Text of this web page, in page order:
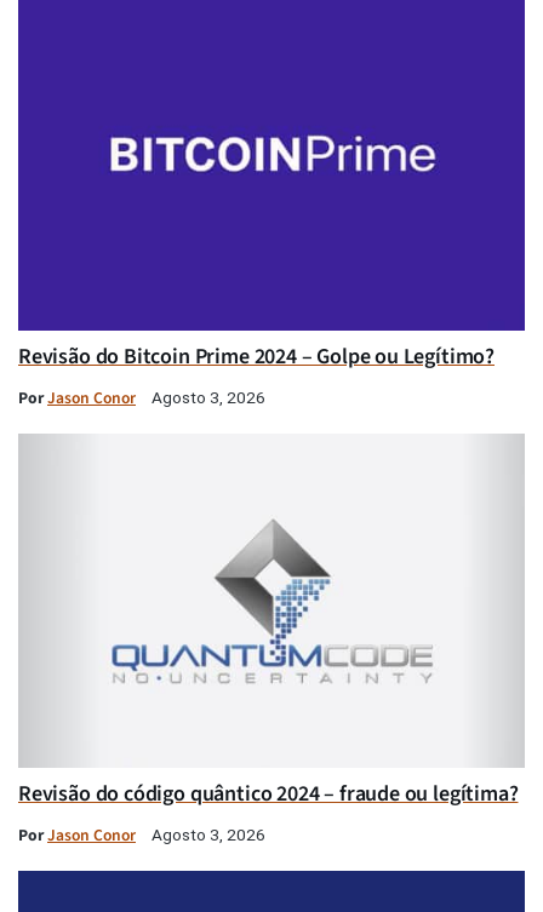
Revisão do Bitcoin Prime 2024 – Golpe ou Legítimo?
PorJason Conor Agosto 3, 2026
Revisão do código quântico 2024 – fraude ou legítima?
PorJason Conor Agosto 3, 2026